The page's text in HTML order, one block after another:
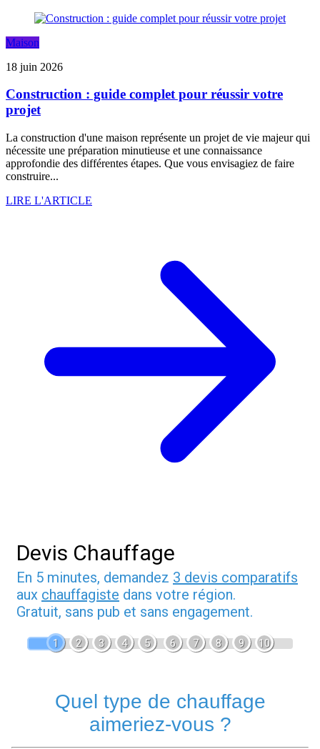
Maison
18 juin 2026
Construction : guide complet pour réussir votre
projet
La construction d'une maison représente un projet de vie majeur qui
nécessite une préparation minutieuse et une connaissance
approfondie des différentes étapes. Que vous envisagiez de faire
construire...
LIRE L'ARTICLE
Devis Chauffage
En 5 minutes, demandez 3 devis comparatifs
aux chauffagiste dans votre région.
Gratuit, sans pub et sans engagement.
1 2 3 4 5 6 7 8 9 10
Quel type de chauffage
aimeriez-vous ?